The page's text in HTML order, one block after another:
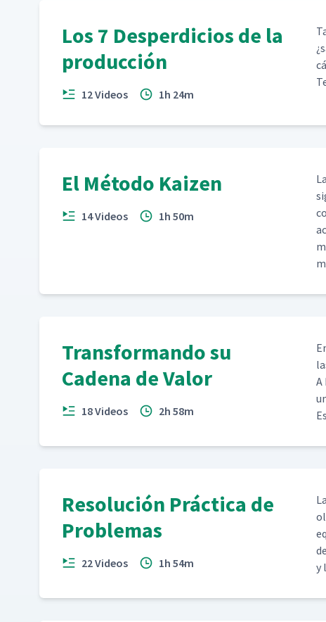
Los 7 Desperdicios de la
producción
12 Videos 1h 24m
El Método Kaizen
14 Videos 1h 50m
Transformando su
Cadena de Valor
18 Videos 2h 58m
A
Resolución Práctica de
Problemas
22 Videos 1h 54m
y